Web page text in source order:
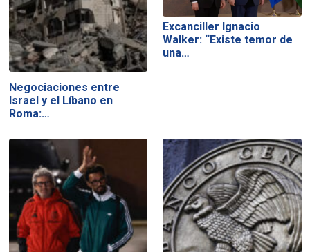
Negociaciones entre
Israel y el Líbano en
Roma:…
Excanciller Ignacio
Walker: “Existe temor de
una…